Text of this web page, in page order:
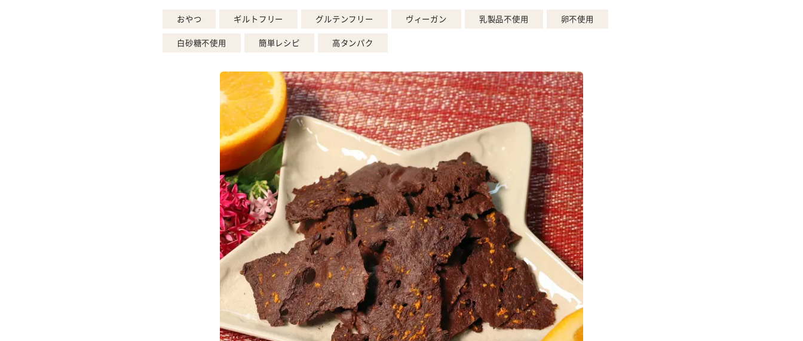
おやつ ギルトフリー グルテンフリー ヴィーガン 乳製品不使用 卵不使用
白砂糖不使用 簡単レシピ 高タンパク